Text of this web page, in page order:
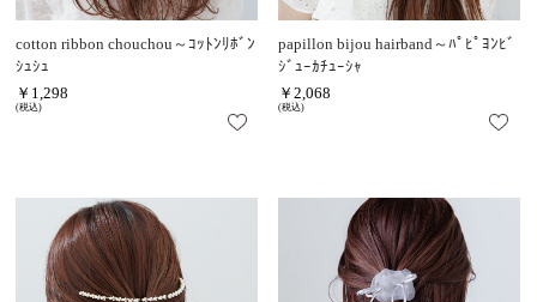
cotton ribbon chouchou～ｺｯﾄﾝﾘﾎﾞﾝ
ｼｭｼｭ
￥1,298
(税込)
papillon bijou hairband～ﾊﾟﾋﾟﾖﾝﾋﾞ
ｼﾞｭｰｶﾁｭｰｼｬ
￥2,068
(税込)